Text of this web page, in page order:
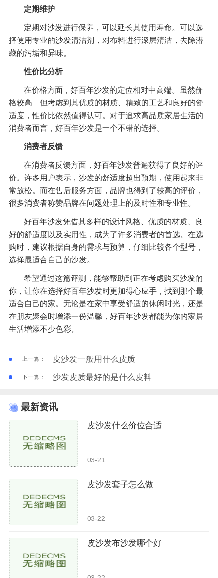
定期维护
定期对沙发进行保养，可以延长其使用寿命。可以选
择使用专业的沙发清洁剂，对布料进行深层清洁，去除潜
藏的污垢和异味。
性价比分析
在价格方面，好百年沙发的定位相对中高端。虽然价
格较高，但考虑到其优质的材质、精致的工艺和良好的舒
适度，性价比依然值得认可。对于追求高品质家居生活的
消费者而言，好百年沙发是一个不错的选择。
消费者反馈
在消费者反馈方面，好百年沙发普遍获得了良好的评
价。许多用户表示，沙发的舒适度超出预期，使用起来非
常放松。而在售后服务方面，品牌也得到了较高的评价，
很多消费者称赞品牌在问题处理上的及时性和专业性。
好百年沙发凭借其多样的设计风格、优质的材质、良
好的舒适度以及实用性，成为了许多消费者的首选。在选
购时，建议根据自身的需求与预算，仔细比较各个型号，
选择最适合自己的沙发。
希望通过这篇评测，能够帮助到正在考虑购买沙发的
你，让你在选择好百年沙发时更加得心应手，找到那个最
适合自己的家。无论是在家中享受舒适的休闲时光，还是
在朋友聚会时增添一份温馨，好百年沙发都能为你的家居
生活增添不少色彩。
上一篇： 皮沙发一般用什么皮质
下一篇： 沙发皮质最好的是什么皮料
最新资讯
皮沙发什么价位合适
03-21
皮沙发套子怎么做
03-22
皮沙发布沙发哪个好